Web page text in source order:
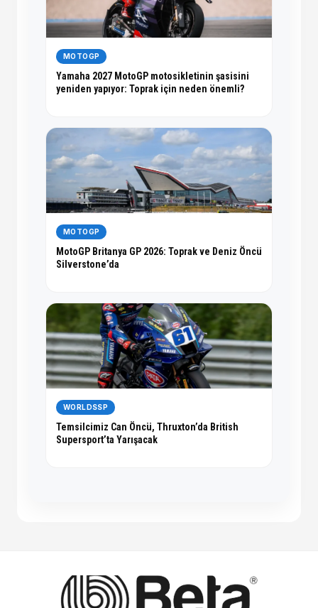
MOTOGP
Yamaha 2027 MotoGP motosikletinin şasisini
yeniden yapıyor: Toprak için neden önemli?
MOTOGP
MotoGP Britanya GP 2026: Toprak ve Deniz Öncü
Silverstone’da
WORLDSSP
Temsilcimiz Can Öncü, Thruxton’da British
Supersport’ta Yarışacak